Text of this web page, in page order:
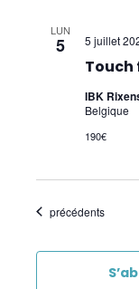
LUN
5
Touch
5 juillet
IBK
Belgique
190€
Évènements
précédents